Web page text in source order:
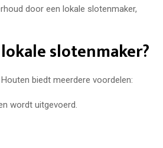
door een lokale slotenmaker,
slotenmaker?
biedt meerdere voordelen:
wordt uitgevoerd.